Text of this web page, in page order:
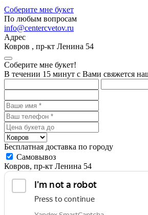
Соберите мне букет
По любым вопросам
info@centercvetov.ru
Адрес
Ковров , пр-кт Ленина 54
Соберите мне букет!
В течении 15 минут с Вами свяжется
Бесплатная доставка по городу
Самовывоз
Ковров, пр-кт Ленина 54